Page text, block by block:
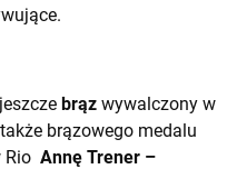
brąz wywalczony w
brązowego medalu
Rio Annę Trener –